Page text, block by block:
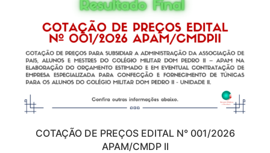
COTAÇÃO DE PREÇOS EDITAL N° 001/2026
APAM/CMDP II